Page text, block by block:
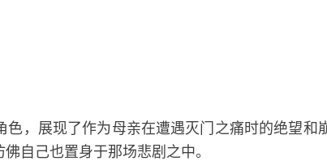
，展现了作为母亲在遭遇灭门之痛时的绝望
自己也置身于那场悲剧之中。